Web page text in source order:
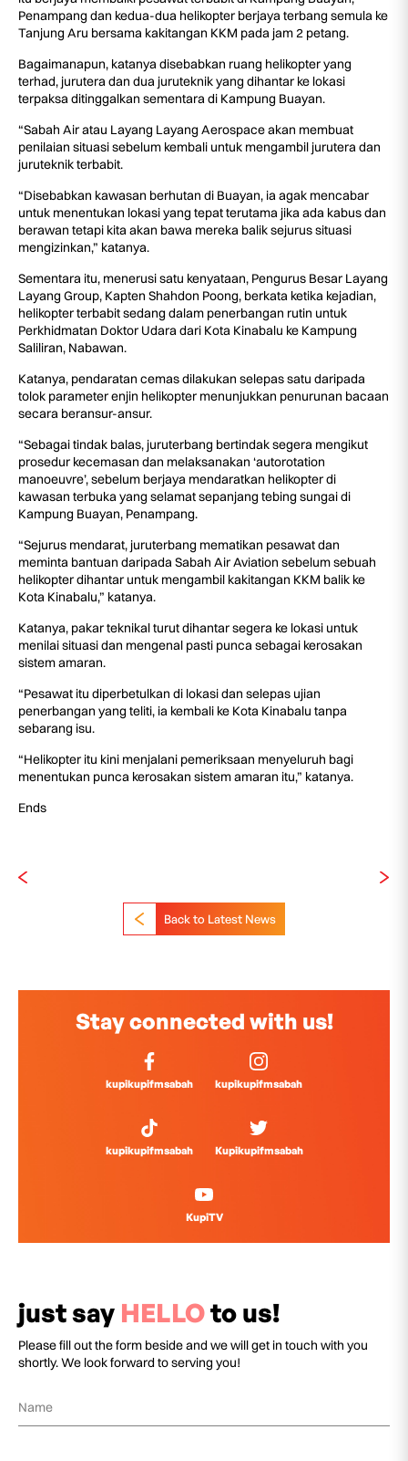
Penampang dan kedua-dua helikopter berjaya terbang semula ke
Tanjung Aru bersama kakitangan KKM pada jam 2 petang.
Bagaimanapun, katanya disebabkan ruang helikopter yang
terhad, jurutera dan dua juruteknik yang dihantar ke lokasi
terpaksa ditinggalkan sementara di Kampung Buayan.
“Sabah Air atau Layang Layang Aerospace akan membuat
penilaian situasi sebelum kembali untuk mengambil jurutera dan
juruteknik terbabit.
“Disebabkan kawasan berhutan di Buayan, ia agak mencabar
untuk menentukan lokasi yang tepat terutama jika ada kabus dan
berawan tetapi kita akan bawa mereka balik sejurus situasi
mengizinkan,” katanya.
Sementara itu, menerusi satu kenyataan, Pengurus Besar Layang
Layang Group, Kapten Shahdon Poong, berkata ketika kejadian,
helikopter terbabit sedang dalam penerbangan rutin untuk
Perkhidmatan Doktor Udara dari Kota Kinabalu ke Kampung
Saliliran, Nabawan.
Katanya, pendaratan cemas dilakukan selepas satu daripada
tolok parameter enjin helikopter menunjukkan penurunan bacaan
secara beransur-ansur.
“Sebagai tindak balas, juruterbang bertindak segera mengikut
prosedur kecemasan dan melaksanakan ‘autorotation
manoeuvre’, sebelum berjaya mendaratkan helikopter di
kawasan terbuka yang selamat sepanjang tebing sungai di
Kampung Buayan, Penampang.
“Sejurus mendarat, juruterbang mematikan pesawat dan
meminta bantuan daripada Sabah Air Aviation sebelum sebuah
helikopter dihantar untuk mengambil kakitangan KKM balik ke
Kota Kinabalu,” katanya.
Katanya, pakar teknikal turut dihantar segera ke lokasi untuk
menilai situasi dan mengenal pasti punca sebagai kerosakan
sistem amaran.
“Pesawat itu diperbetulkan di lokasi dan selepas ujian
penerbangan yang teliti, ia kembali ke Kota Kinabalu tanpa
sebarang isu.
“Helikopter itu kini menjalani pemeriksaan menyeluruh bagi
menentukan punca kerosakan sistem amaran itu,” katanya.
Ends
Back to Latest News
Stay connected with us!
kupikupifmsabah kupikupifmsabah
kupikupifmsabah Kupikupifmsabah
KupiTV
just say HELLOto us!
Please fill out the form beside and we will get in touch with you
shortly. We look forward to serving you!